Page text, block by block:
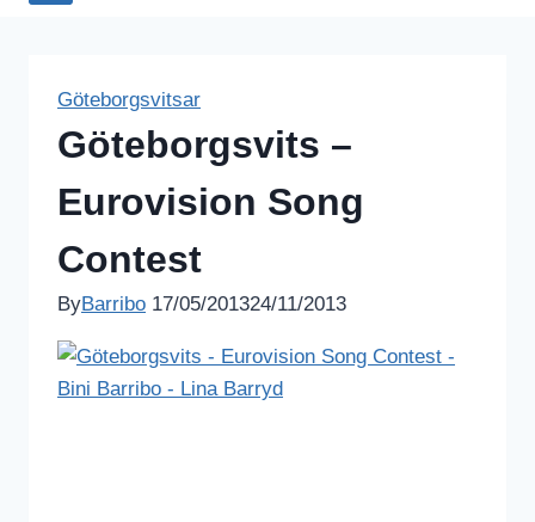
Göteborgsvitsar
Göteborgsvits –
Eurovision Song
Contest
ByBarribo 17/05/201324/11/2013